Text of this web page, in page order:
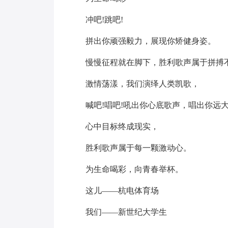
冲吧!跳吧!
拼出你顽强毅力，展现你矫健身姿。
慢慢征程就在脚下，胜利歌声属于拼搏
激情荡漾，我们演绎人类凯歌，
喊吧!唱吧!吼出你心底歌声，唱出你远大
心中目标终成现实，
胜利歌声属于每一颗激动心。
为生命喝彩，向青春举杯。
这儿——杭电体育场
我们——新世纪大学生